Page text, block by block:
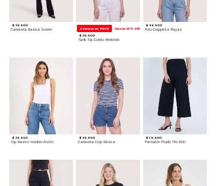
$ 39.900
Camiseta Basica Screen Compra en PACK Hasta 15% Off
$ 29.900
Tank Top Cuello Redondo
$ 49.900
Polo Cropped a Rayas
$ 39.900
Top Basico Hombro Ancho
$ 39.900
Camiseta Crop Básica
$ 79.900
Pantalón Fluido Tiro Alto